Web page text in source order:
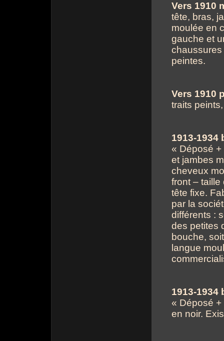
Vers 1910
tête, bras,
moulée en
gauche et
chaussures
peintes.
Vers 1910
traits
1913-1934
« Déposé
et jambes
cheveux
front – taille
tête fixe.
par la
différents :
des petites
bouche,
langue
1913-1934
« Déposé +
en noir.